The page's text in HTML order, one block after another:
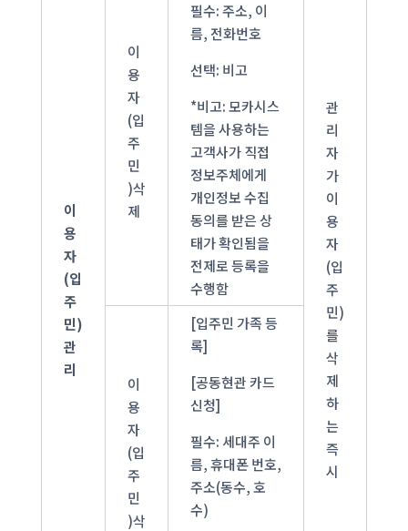
이
용
자
(입
주
민)
관
리
이
용
자
(입
주
민
)삭
제
필수: 주소, 이
름, 전화번호
선택: 비고
*비고: 모카시스
템을 사용하는
고객사가 직접
정보주체에게
개인정보 수집
동의를 받은 상
태가 확인됨을
전제로 등록을
수행함
관
리
자
가
이
용
자
(입
주
민)
를
삭
제
하
는
즉
시
이
용
자
(입
주
민
)삭
[입주민 가족 등
록]
[공동현관 카드
신청]
필수: 세대주 이
름, 휴대폰 번호,
주소(동수, 호
수)